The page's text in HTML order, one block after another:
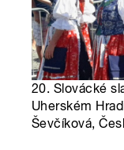
20. Slovácké
Uherském
Ševčíková,